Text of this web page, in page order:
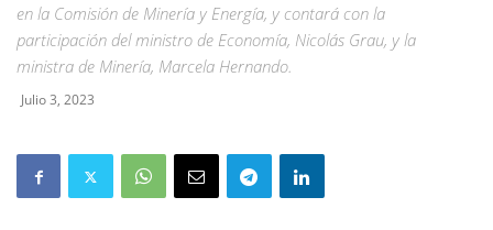
en la Comisión de Minería y Energía, y contará con la
participación del ministro de Economía, Nicolás Grau, y la
ministra de Minería, Marcela Hernando.
Julio 3, 2023